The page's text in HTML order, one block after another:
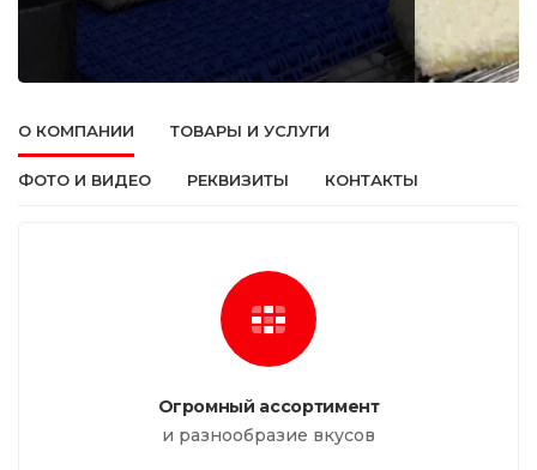
О КОМПАНИИ ТОВАРЫ И УСЛУГИ
ФОТО И ВИДЕО РЕКВИЗИТЫ КОНТАКТЫ
Огромный ассортимент
и разнообразие вкусов